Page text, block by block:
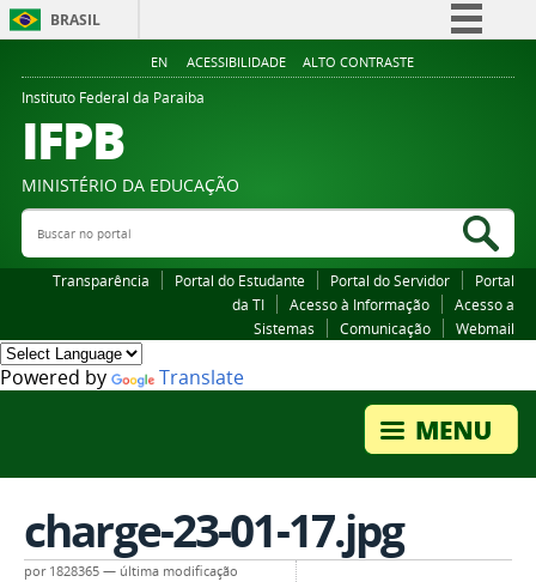
BRASIL
Simplifique!
Legislação
EN ACESSIBILIDADE ALTO CONTRASTE
Instituto Federal da Paraiba
IFPB
MINISTÉRIO DA EDUCAÇÃO
Buscar no portal
Transparência Portal do Estudante Portal do Servidor
Portal
da TI
Acesso à Informação
Acesso a
Sistemas
Comunicação Webmail
Powered by Translate
charge-23-01-17.jpg
por 1828365 — última modificação